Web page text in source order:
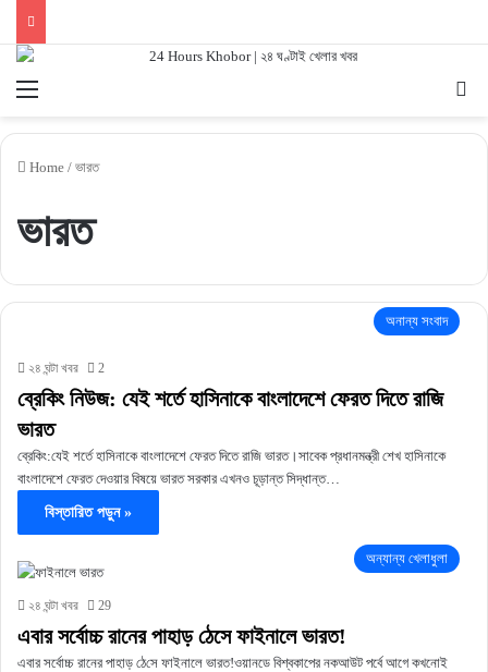
Menu
Home / ভারত
ভারত
অনান্য সংবাদ
২৪ ঘন্টা খবর 2
ব্রেকিং নিউজ: যেই শর্তে হাসিনাকে বাংলাদেশে ফেরত দিতে রাজি
ভারত
ব্রেকিং:যেই শর্তে হাসিনাকে বাংলাদেশে ফেরত দিতে রাজি ভারত।সাবেক প্রধানমন্ত্রী শেখ হাসিনাকে
বাংলাদেশে ফেরত দেওয়ার বিষয়ে ভারত সরকার এখনও চূড়ান্ত সিদ্ধান্ত…
বিস্তারিত পড়ুন »
অন্যান্য খেলাধুলা
২৪ ঘন্টা খবর 29
এবার সর্বোচ্চ রানের পাহাড় ঠেসে ফাইনালে ভারত!
এবার সর্বোচ্চ রানের পাহাড় ঠে সে ফাইনালে ভারত!ওয়ানডে বিশ্বকাপের নকআউট পর্বে আগে কখনোই